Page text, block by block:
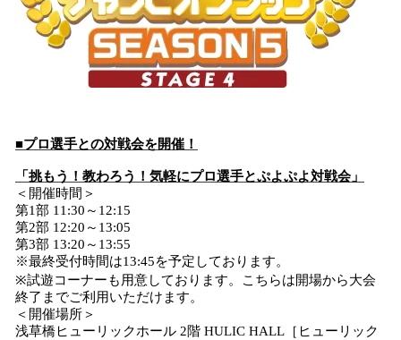
■プロ選手との対戦会を開催！
「挑もう！教わろう！気軽にプロ選手とぷよぷよ対戦会」
＜開催時間＞
第1部 11:30～12:15
第2部 12:20～13:05
第3部 13:20～13:55
※最終受付時間は13:45を予定しております。
※試遊コーナーも用意しております。こちらは開場から大会
終了までご利用いただけます。
＜開催場所＞
浅草橋ヒューリックホール 2階 HULIC HALL［ヒューリック